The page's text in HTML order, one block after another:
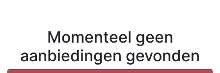
Momenteel geen
aanbiedingen gevonden